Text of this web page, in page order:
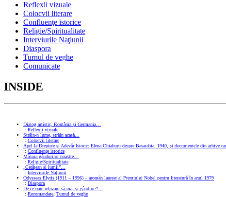
Reflexii vizuale
Colocvii literare
Confluenţe istorice
Religie/Spiritualitate
Interviurile Naţiunii
Diaspora
Turnul de veghe
Comunicate
INSIDE
Dialog artistic, România și Germania…
:: Reflexii vizuale
Străin-n lume, străin acasă…
:: Colocvii literare
Apel la Dreptate și Adevăr Istoric: Elena Chiaburu despre Basarabia, 1940, și documentele din arhive
:: Confluenţe istorice
Măsura gândurilor noastre…
:: Religie/Spiritualitate
„Cetățean al lumii”…
:: Interviurile Naţiunii
Odysseas Elytis (1911 – 1996) – aromân laureat al Premiului Nobel pentru literatură în anul 1979
:: Diaspora
De ce oare refuzam să mai și gândim?!…
:: Recomandate Turnul de veghe